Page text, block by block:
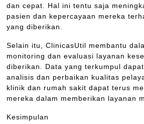
dan cepat. Hal ini tentu saja
pasien dan kepercayaan mereka
yang diberikan.
Selain itu, ClinicasUtil membantu
monitoring dan evaluasi layanan
diberikan. Data yang terkumpul
analisis dan perbaikan kualitas
klinik dan rumah sakit dapat terus
mereka dalam memberikan layanan
Kesimpulan